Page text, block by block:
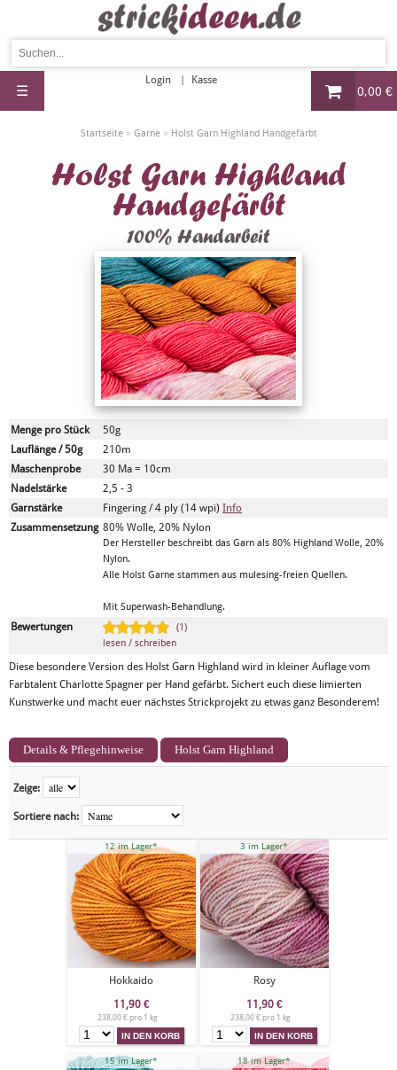
0,00 €
Login Kasse
☰
Startseite» Garne» Holst Garn Highland Handgefärbt
Holst Garn Highland
Handgefärbt
100% Handarbeit
Menge pro Stück
50g
Lauflänge / 50g
210m
Maschenprobe
30 Ma = 10cm
Nadelstärke
2,5 - 3
Garnstärke
Fingering / 4 ply (14 wpi) Info
Zusammensetzung 80% Wolle, 20% Nylon
Der Hersteller beschreibt das Garn als 80% Highland Wolle, 20%
Nylon.
Alle Holst Garne stammen aus mulesing-freien Quellen.
Mit Superwash-Behandlung.
Bewertungen
(1)
lesen / schreiben
Diese besondere Version des Holst Garn Highland wird in kleiner Auflage vom
Farbtalent Charlotte Spagner per Hand gefärbt. Sichert euch diese limierten
Kunstwerke und macht euer nächstes Strickprojekt zu etwas ganz Besonderem!
Details & Pflegehinweise Holst Garn Highland
Zeige:
Sortiere nach:
12 im Lager*
Hokkaido
11,90 €
238,00 € pro 1 kg
3 im Lager*
Rosy
11,90 €
238,00 € pro 1 kg
15 im Lager* 18 im Lager*